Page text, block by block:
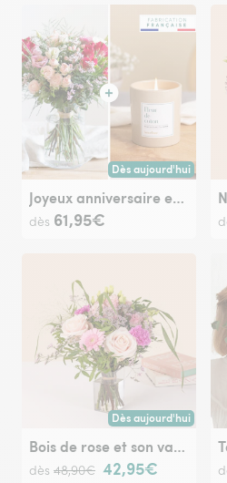
Dès aujourd'hui
Livraison dès
Joyeux anniversaire et sa bougie parfumée
dès 61,95€
Dès aujourd'hui
Livraison dès
Bois de rose et son vase offert
dès 48,90€ 42,95€